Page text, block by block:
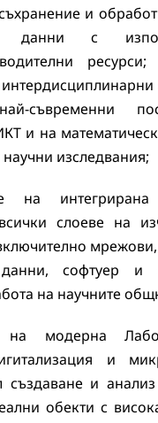
и
данни с
съвременни
и на
изследвания;
на
слоеве на
софтуер и
на научните
на модерна
и
създаване и
обекти с